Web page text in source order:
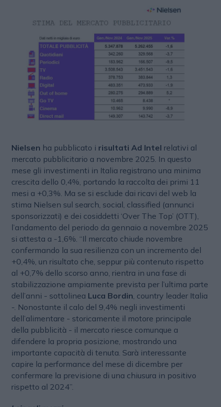
Nielsen ha pubblicato i risultati Ad Intel relativi al
mercato pubblicitario a novembre 2025. In questo
mese gli investimenti in Italia registrano una minima
crescita dello 0,4%, portando la raccolta dei primi 11
mesi a +0,3%. Ma se si esclude dai ricavi del web la
stima Nielsen sul search, social, classified (annunci
sponsorizzati) e dei cosiddetti ‘Over The Top’ (OTT),
l’andamento del periodo da gennaio a novembre 2025
si attesta a -1,6%. “Il mercato chiude novembre
confermando la sua resilienza con un incremento del
+0,4%, un risultato che, seppur più contenuto rispetto
al +0,7% dello scorso anno, rientra in una fase di
stabilizzazione ampiamente prevista per l’ultima parte
dell’anni - sottolinea Luca Bordin , country leader Italia
-. Nonostante il calo del 9,4% negli investimenti
dell’alimentare - storicamente il motore principale
della pubblicità - il mercato riesce comunque a
difendere la propria posizione, mostrando una
importante capacità di tenuta. Sarà interessante
capire la performance del mese di dicembre per
confermare la previsione di una chiusura in positivo
rispetto al 2024”.